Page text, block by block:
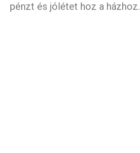
pénzt és jólétet hoz a házhoz.